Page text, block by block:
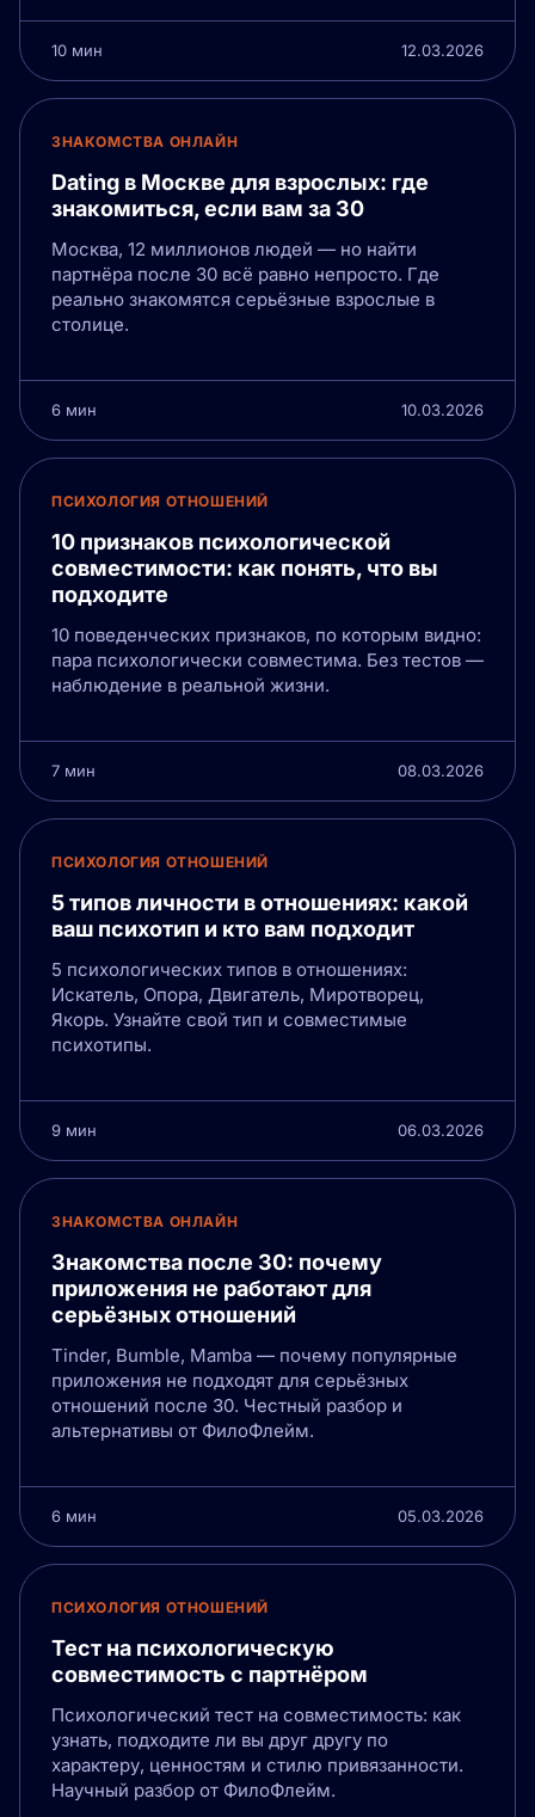
10 мин 12.03.2026
ЗНАКОМСТВА ОНЛАЙН
Dating в Москве для взрослых: где
знакомиться, если вам за 30
Москва, 12 миллионов людей — но найти
партнёра после 30 всё равно непросто. Где
реально знакомятся серьёзные взрослые в
столице.
6 мин 10.03.2026
ПСИХОЛОГИЯ ОТНОШЕНИЙ
10 признаков психологической
совместимости: как понять, что вы
подходите
10 поведенческих признаков, по которым видно:
пара психологически совместима. Без тестов —
наблюдение в реальной жизни.
7 мин 08.03.2026
ПСИХОЛОГИЯ ОТНОШЕНИЙ
5 типов личности в отношениях: какой
ваш психотип и кто вам подходит
5 психологических типов в отношениях:
Искатель, Опора, Двигатель, Миротворец,
Якорь. Узнайте свой тип и совместимые
психотипы.
9 мин 06.03.2026
ЗНАКОМСТВА ОНЛАЙН
Знакомства после 30: почему
приложения не работают для
серьёзных отношений
Tinder, Bumble, Mamba — почему популярные
приложения не подходят для серьёзных
отношений после 30. Честный разбор и
альтернативы от ФилоФлейм.
6 мин 05.03.2026
ПСИХОЛОГИЯ ОТНОШЕНИЙ
Тест на психологическую
совместимость с партнёром
Психологический тест на совместимость: как
узнать, подходите ли вы друг другу по
характеру, ценностям и стилю привязанности.
Научный разбор от ФилоФлейм.